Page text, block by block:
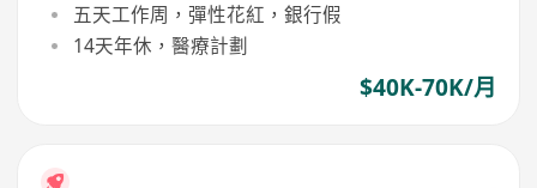
五天工作周，彈性花紅，銀行假
14天年休，醫療計劃
$40K-70K/月